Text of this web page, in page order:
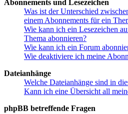
Abonnements und Lesezeichen
Was ist der Unterschied
einem Abonnements für ein
Wie kann ich ein Lesezeichen
Thema abonnieren?
Wie kann ich ein Forum
Wie deaktiviere ich meine
Dateianhänge
Welche Dateianhänge sind in
Kann ich eine Übersicht all
phpBB betreffende Fragen